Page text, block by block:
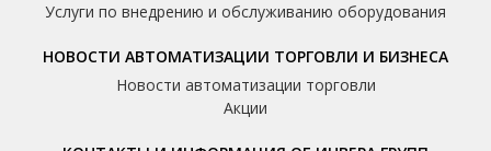
Услуги по внедрению и обслуживанию оборудования
НОВОСТИ АВТОМАТИЗАЦИИ ТОРГОВЛИ И БИЗНЕСА
Новости автоматизации торговли
Акции